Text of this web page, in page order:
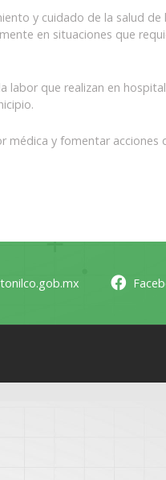
y cuidado de la salud
en situaciones que
labor que realizan en
médica y fomentar acciones